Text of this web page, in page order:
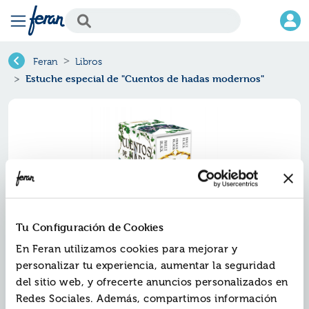
Tu Configuración de Cookies
En Feran utilizamos cookies para mejorar y
personalizar tu experiencia, aumentar la seguridad
del sitio web, y ofrecerte anuncios personalizados en
Redes Sociales. Además, compartimos información
Feran Libros
Estuche especial de "Cuentos de hadas modernos"
Estuche especial de "cuentos de
hadas modernos"